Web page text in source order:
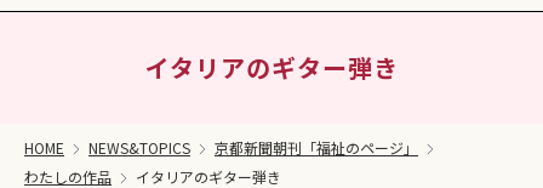
イタリアのギター弾き
HOME NEWS&TOPICS
京都新聞朝刊「福祉のページ」
わたしの作品
イタリアのギター弾き